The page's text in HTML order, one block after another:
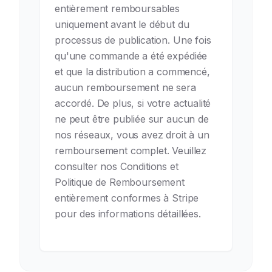
entièrement remboursables
uniquement avant le début du
processus de publication. Une fois
qu'une commande a été expédiée
et que la distribution a commencé,
aucun remboursement ne sera
accordé. De plus, si votre actualité
ne peut être publiée sur aucun de
nos réseaux, vous avez droit à un
remboursement complet. Veuillez
consulter nos Conditions et
Politique de Remboursement
entièrement conformes à Stripe
pour des informations détaillées.